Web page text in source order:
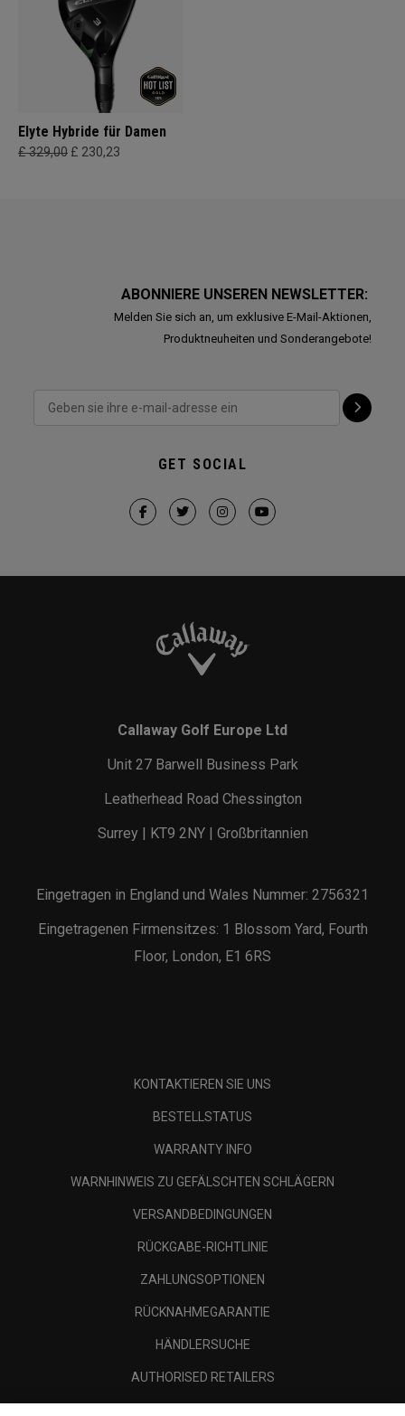
Elyte Hybride für Damen
£ 329,00 £ 230,23
ABONNIERE UNSEREN NEWSLETTER:
Melden Sie sich an, um exklusive E-Mail-Aktionen,
Produktneuheiten und Sonderangebote!
GET SOCIAL
Callaway Golf Europe Ltd
Unit 27 Barwell Business Park
Leatherhead Road Chessington
Surrey | KT9 2NY | Großbritannien
Eingetragen in England und Wales Nummer: 2756321
Eingetragenen Firmensitzes: 1 Blossom Yard, Fourth
Floor, London, E1 6RS
KONTAKTIEREN SIE UNS
BESTELLSTATUS
WARRANTY INFO
WARNHINWEIS ZU GEFÄLSCHTEN SCHLÄGERN
VERSANDBEDINGUNGEN
RÜCKGABE-RICHTLINIE
ZAHLUNGSOPTIONEN
RÜCKNAHMEGARANTIE
HÄNDLERSUCHE
AUTHORISED RETAILERS